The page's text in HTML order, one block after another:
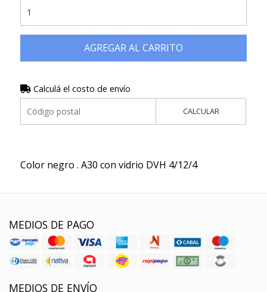
AGREGAR AL CARRITO
Calculá el costo de envío
CALCULAR
Color negro . A30 con vidrio DVH 4/12/4
MEDIOS DE PAGO
MEDIOS DE ENVÍO